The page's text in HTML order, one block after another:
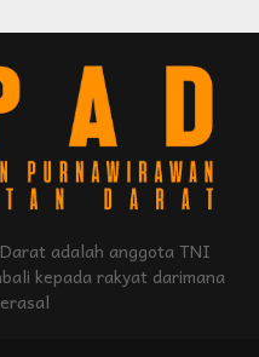
adalah anggota TNI
kepada rakyat darimana